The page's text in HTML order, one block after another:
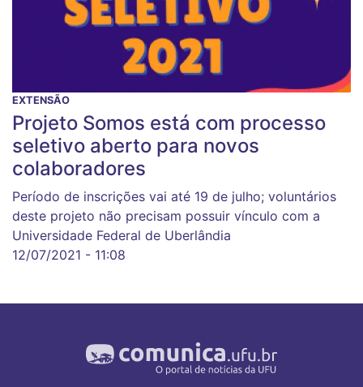
EXTENSÃO
Projeto Somos está com processo
seletivo aberto para novos
colaboradores
Período de inscrições vai até 19 de julho; voluntários
deste projeto não precisam possuir vínculo com a
Universidade Federal de Uberlândia
12/07/2021 - 11:08